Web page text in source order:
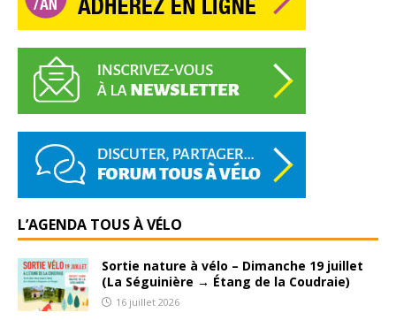
L’AGENDA TOUS À VÉLO
Sortie nature à vélo – Dimanche 19 juillet
(La Séguinière → Étang de la Coudraie)
16 juillet 2026